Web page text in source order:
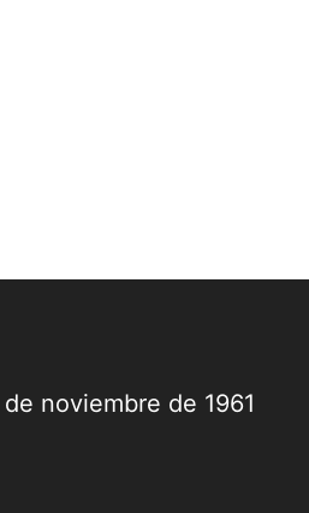
noviembre de 1961